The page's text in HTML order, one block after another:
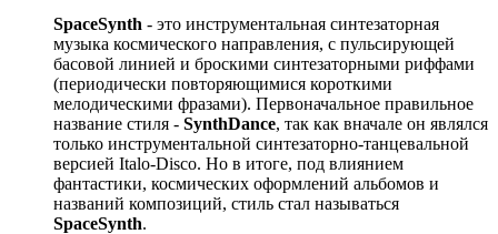
SpaceSynth - это инструментальная синтезаторная
музыка космического направления, с пульсирующей
басовой линией и броскими синтезаторными риффами
(периодически повторяющимися короткими
мелодическими фразами). Первоначальное правильное
название стиля - SynthDance, так как вначале он являлся
только инструментальной синтезаторно-танцевальной
версией Italo-Disco. Но в итоге, под влиянием
фантастики, космических оформлений альбомов и
названий композиций, стиль стал называться
SpaceSynth.